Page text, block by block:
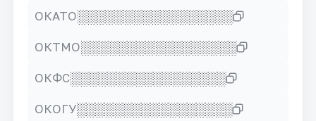
ОКАТО░░░░░░░░░░░░░░░░░
ОКТМО░░░░░░░░░░░░░░░░░
ОКФС░░░░░░░░░░░░░░░░░
ОКОГУ░░░░░░░░░░░░░░░░░